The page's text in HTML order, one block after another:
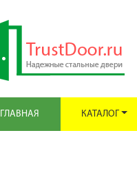
ГЛАВНАЯ КАТАЛОГ